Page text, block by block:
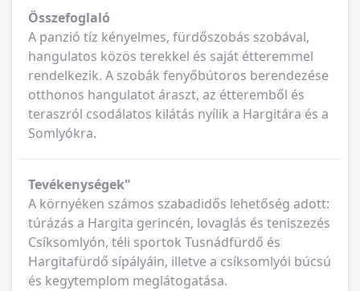
Összefoglaló
A panzió tíz kényelmes, fürdőszobás szobával,
hangulatos közös terekkel és saját étteremmel
rendelkezik. A szobák fenyőbútoros berendezése
otthonos hangulatot áraszt, az étteremből és
teraszról csodálatos kilátás nyílik a Hargitára és a
Somlyókra.
Tevékenységek"
A környéken számos szabadidős lehetőség adott:
túrázás a Hargita gerincén, lovaglás és teniszezés
Csíksomlyón, téli sportok Tusnádfürdő és
Hargitafürdő sípályáin, illetve a csíksomlyói búcsú
és kegytemplom meglátogatása.